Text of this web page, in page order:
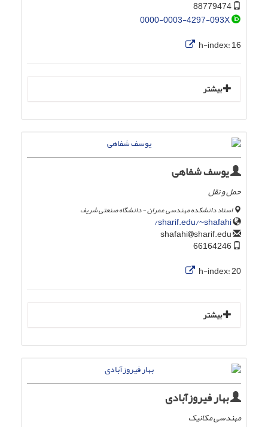
0000-0003-4297-093X
h-index:16
بیشتر
یوسف شفاهی
حمل و نقل
استاد دانشکده مهندسی عمران - دانشگاه صنعتی شریف
sharif.edu/~shafahi/
sharif.edu
h-index:20
بیشتر
بهار فیروزآبادی
مهندسی مکانیک